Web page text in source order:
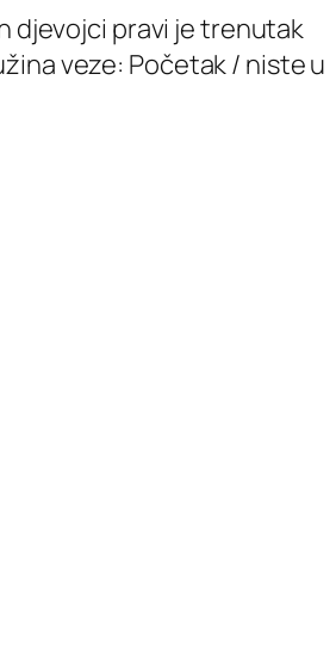
djevojci pravi je trenutak
veze: Početak / niste u